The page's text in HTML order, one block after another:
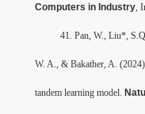
Computers in Industry ,
41. Pan, W., Liu*,
W. A., & Bakather, A.
tandem learning model.